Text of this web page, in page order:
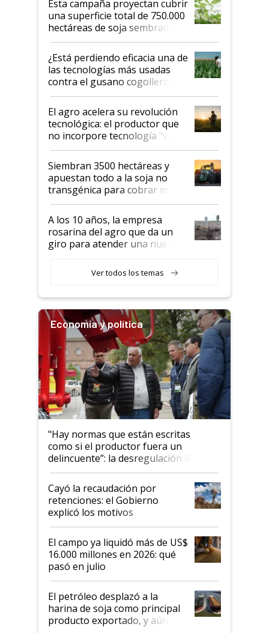
Esta campaña proyectan cubrir
una superficie total de 750.000
hectáreas de soja sembradas
con una nueva generación de
variedades que marcan un
salto tecnológico en genética y
rendimiento
¿Está perdiendo eficacia una de
las tecnologías más usadas
contra el gusano cogollero? El
desafío de una tecnología clave
El agro acelera su revolución
tecnológica: el productor que
no incorpore tecnología "va a
perder el tren"
Siembran 3500 hectáreas y
apuestan todo a la soja no
transgénica para cobrar más
por tonelada: compraron un
semillero
A los 10 años, la empresa
rosarina del agro que da un
giro para atender una nueva
Ver todos los temas
Economía y política
"Hay normas que están escritas
como si el productor fuera un
delincuente”: la desregulación llegó
al Congreso Aapresid y hasta se
habló del financiamiento al IPCVA
Cayó la recaudación por
retenciones: el Gobierno
explicó los motivos
El campo ya liquidó más de US$
16.000 millones en 2026: qué
pasó en julio
El petróleo desplazó a la
harina de soja como principal
producto exportado, y aún así